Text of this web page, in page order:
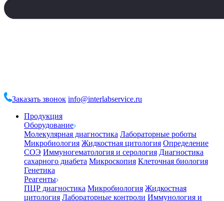
Заказать звонок info@interlabservice.ru
Продукция
Оборудование
Молекулярная диагностика Лабораторные роботы
Микробиология Жидкостная цитология Определение
СОЭ Иммуногематология и серология Диагностика
сахарного диабета Микроскопия Клеточная биология
Генетика
Реагенты
ПЦР диагностика Микробиология Жидкостная
цитология Лабораторные контроли Иммунология и